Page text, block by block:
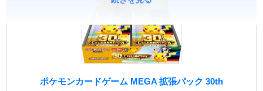
ポケモンカードゲーム MEGA 拡張パック 30th